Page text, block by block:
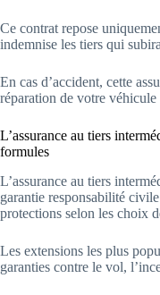
Ce contrat repose
indemnise les tiers qui
En cas d’accident, cette
réparation de votre véhicule
L’assurance au tiers
formules
L’assurance au tiers
garantie responsabilité
protections selon les choix
Les extensions les plus
garanties contre le vol,